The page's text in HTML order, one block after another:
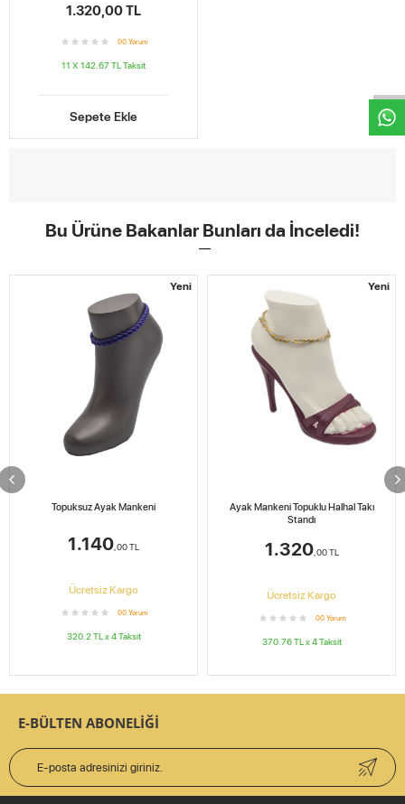
1.320,00 TL
00 Yorum
11 X 142.67 TL Taksit
Sepete Ekle
Bu Ürüne Bakanlar Bunları da İnceledi!
Yeni
Topuksuz Ayak Mankeni
1.140,00TL
Ücretsiz Kargo
00 Yorum
320.2TL x4Taksit
Yeni
Ayak Mankeni Topuklu Halhal Takı
Standı
1.320,00TL
Ücretsiz Kargo
00 Yorum
370.76TL x4Taksit
E-BÜLTEN ABONELİĞİ